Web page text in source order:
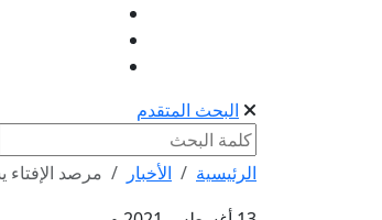
البحث المتقدم
الرئيسية الأخبار
مرصد